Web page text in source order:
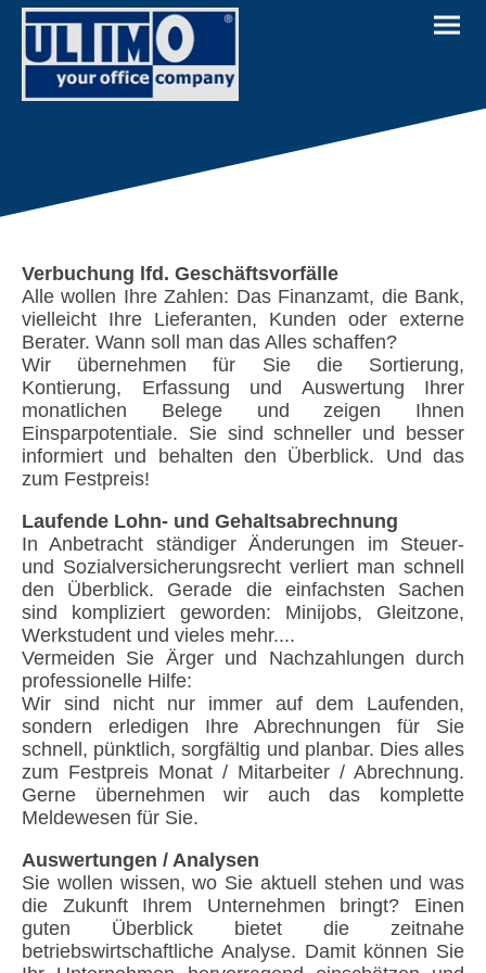
Verbuchung lfd. Geschäftsvorfälle
Alle wollen Ihre Zahlen: Das Finanzamt, die Bank,
vielleicht Ihre Lieferanten, Kunden oder externe
Berater. Wann soll man das Alles schaffen?
Wir übernehmen für Sie die Sortierung,
Kontierung, Erfassung und Auswertung Ihrer
monatlichen Belege und zeigen Ihnen
Einsparpotentiale. Sie sind schneller und besser
informiert und behalten den Überblick. Und das
zum Festpreis!
Laufende Lohn- und Gehaltsabrechnung
In Anbetracht ständiger Änderungen im Steuer-
und Sozialversicherungsrecht verliert man schnell
den Überblick. Gerade die einfachsten Sachen
sind kompliziert geworden: Minijobs, Gleitzone,
Werkstudent und vieles mehr....
Vermeiden Sie Ärger und Nachzahlungen durch
professionelle Hilfe:
Wir sind nicht nur immer auf dem Laufenden,
sondern erledigen Ihre Abrechnungen für Sie
schnell, pünktlich, sorgfältig und planbar. Dies alles
zum Festpreis Monat / Mitarbeiter / Abrechnung.
Gerne übernehmen wir auch das komplette
Meldewesen für Sie.
Auswertungen / Analysen
Sie wollen wissen, wo Sie aktuell stehen und was
die Zukunft Ihrem Unternehmen bringt? Einen
guten Überblick bietet die zeitnahe
betriebswirtschaftliche Analyse. Damit können Sie